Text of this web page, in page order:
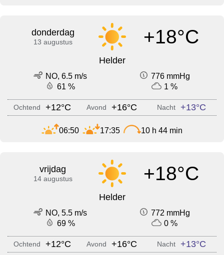
donderdag
13 augustus +18°C
Helder
NO, 6.5 m/s
776 mmHg
61 %
1 %
Ochtend +12°C Avond +16°C Nacht +13°C
06:50 17:35 10 h 44 min
vrijdag
14 augustus +18°C
Helder
NO, 5.5 m/s
772 mmHg
69 %
0 %
Ochtend +12°C Avond +16°C Nacht +13°C